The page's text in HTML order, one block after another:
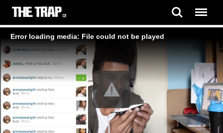
Error loading media: File could not be played